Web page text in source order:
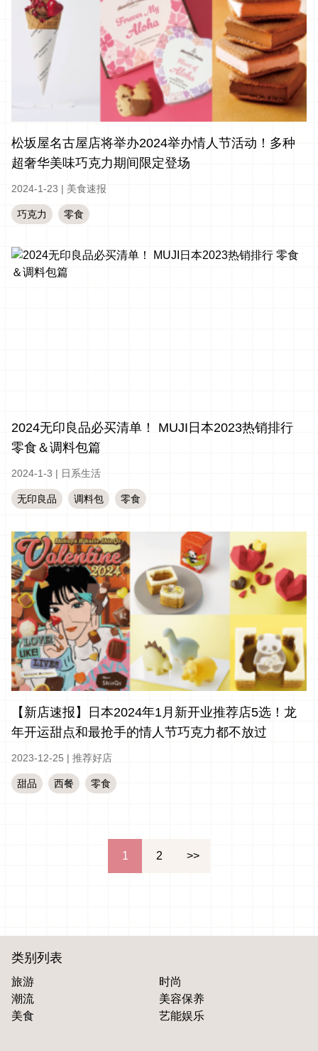
松坂屋名古屋店将举办2024举办情人节活动！多种
超奢华美味巧克力期间限定登场
2024-1-23 | 美食速报
巧克力 零食
2024无印良品必买清单！ MUJI日本2023热销排行
零食＆调料包篇
2024-1-3 | 日系生活
无印良品 调料包 零食
【新店速报】日本2024年1月新开业推荐店5选！龙
年开运甜点和最抢手的情人节巧克力都不放过
2023-12-25 | 推荐好店
甜品 西餐 零食
1 2 >>
类别列表
旅游
时尚
潮流
美容保养
美食
艺能娱乐